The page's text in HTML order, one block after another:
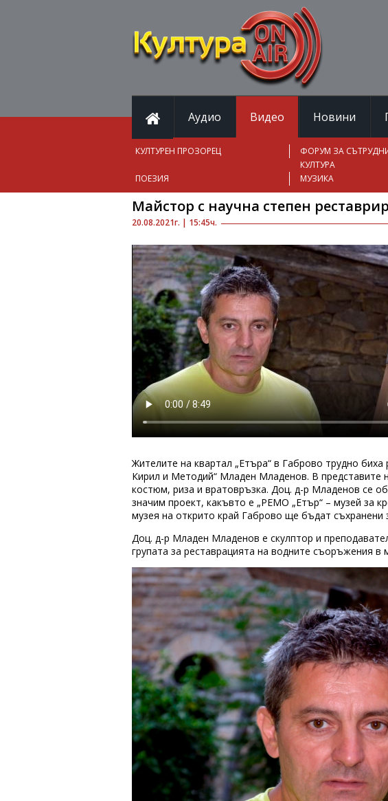
Аудио Видео Новини
КУЛТУРЕН ПРОЗОРЕЦ
ФОРУМ ЗА
КУЛТУРА
ПОЕЗИЯ
МУЗИКА
20.08.2021г. | 15:45ч.
Майстор с научна степен
Жителите на квартал „Етъра“ в Габрово трудно
Кирил и Методий“ Младен Младенов. В представите
костюм, риза и вратовръзка. Доц. д-р Младенов се
значим проект, какъвто е „РЕМО „Етър“ – музей за
музея на открито край Габрово ще бъдат
Доц. д-р Младен Младенов е скулптор и
групата за реставрацията на водните съоръжения в